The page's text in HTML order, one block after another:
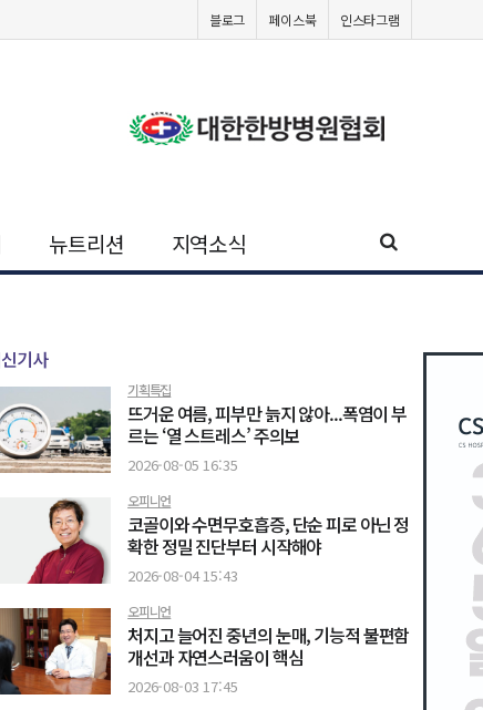
블로그 페이스북 인스타그램
뉴트리션 지역소식
기사
기획특집
뜨거운 여름, 피부만 늙지 않아...폭염이 부
르는 ‘열 스트레스’ 주의보
2026-08-05 16:35
오피니언
코골이와 수면무호흡증, 단순 피로 아닌 정
확한 정밀 진단부터 시작해야
2026-08-04 15:43
오피니언
처지고 늘어진 중년의 눈매, 기능적 불편함
개선과 자연스러움이 핵심
2026-08-03 17:45